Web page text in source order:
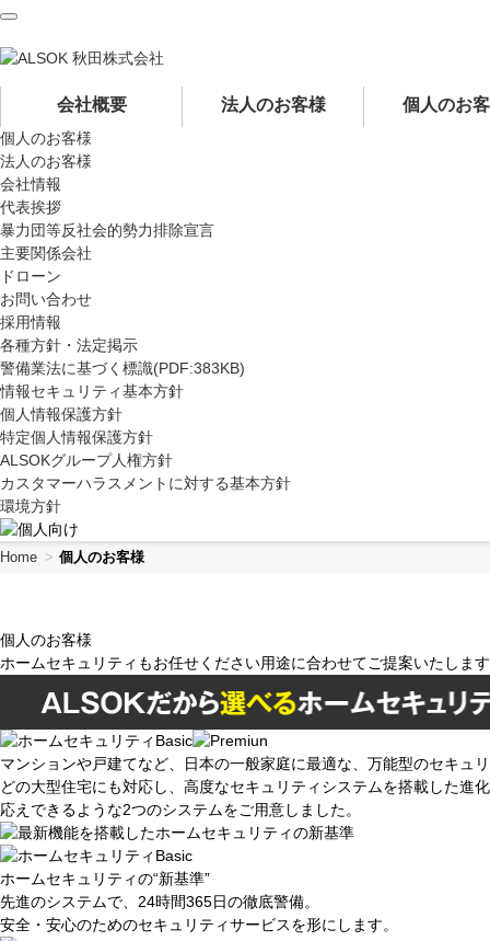
ペ
ジ
移
動
す
る
た
め
の
リ
ン
ク
で
す
サ
イ
ト
内
共
通
メ
ニ
に
移
動
す
ペ
ー
ジ
本
文
に
移
動
会社概要 法人のお客様 個人のお
個人のお客様
法人のお客様
会社情報
代表挨拶
暴力団等反社会的勢力排除宣言
主要関係会社
ドローン
お問い合わせ
採用情報
各種方針・法定掲示
警備業法に基づく標識(PDF:383KB)
情報セキュリティ基本方針
個人情報保護方針
特定個人情報保護方針
ALSOKグループ人権方針
カスタマーハラスメントに対する基本方針
環境方針
Home 個人のお客様
個人のお客様
ホームセキュリティもお任せください用途に合わせてご提案いたします
マンションや戸建てなど、日本の一般家庭に最適な、万能型のセキュ
どの大型住宅にも対応し、高度なセキュリティシステムを搭載した進
応えできるような2つのシステムをご用意しました。
ホームセキュリティの“新基準”
先進のシステムで、24時間365日の徹底警備。
安全・安心のためのセキュリティサービスを形にします。
ペ
ジ
わ
り
で
す
ヘ
ッ
ダ
ー
情
報
に
戻
り
ま
す
ペ
ー
ジ
の
先
戻
り
ま